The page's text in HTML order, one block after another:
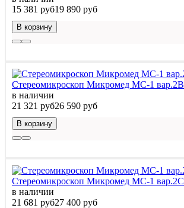
15 381 руб19 890 руб
В корзину
Стереомикроскоп Микромед МС-1 вар.2B
в наличии
21 321 руб26 590 руб
В корзину
Стереомикроскоп Микромед МС-1 вар.2C
в наличии
21 681 руб27 400 руб